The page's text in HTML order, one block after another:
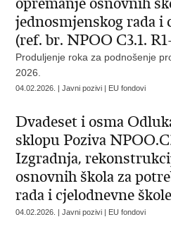
jednosmjenskog rada i
(ref. br. NPOO C3.1.
Produljenje roka za podnošenje
2026.
04.02.2026. | Javni pozivi | EU fondovi
Dvadeset i osma
sklopu Poziva
Izgradnja,
osnovnih škola za
rada i cjelodnevne škole
04.02.2026. | Javni pozivi | EU fondovi